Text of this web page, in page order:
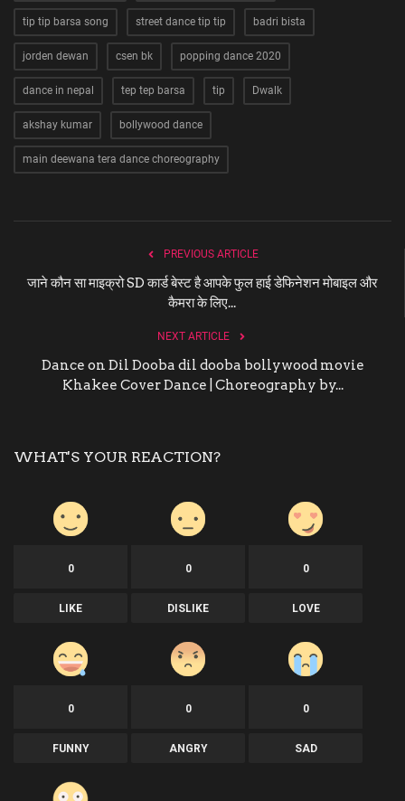
tip tip barsa song street dance tip tip badri bista
jorden dewan csen bk popping dance 2020
dance in nepal tep tep barsa tip Dwalk
akshay kumar bollywood dance
main deewana tera dance choreography
PREVIOUS ARTICLE
जाने कौन सा माइक्रो SD कार्ड बेस्ट है आपके फुल हाई डेफिनेशन मोबाइल और
कैमरा के लिए...
NEXT ARTICLE
Dance on Dil Dooba dil dooba bollywood movie
Khakee Cover Dance | Choreography by...
WHAT'S YOUR REACTION?
0
LIKE
0
DISLIKE
0
LOVE
0
FUNNY
0
ANGRY
0
SAD